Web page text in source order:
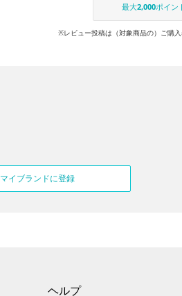
最大2,000ポイン
※レビュー投稿は（対象商品の）ご購
マイブランドに登録
ヘルプ